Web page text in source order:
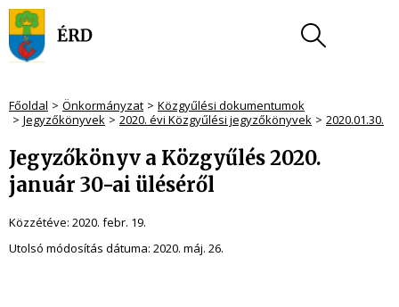
Főoldal Önkormányzat
Közgyűlési dokumentumok
Jegyzőkönyvek
2020. évi Közgyűlési jegyzőkönyvek 2020.01.30.
Jegyzőkönyv a Közgyűlés 2020.
január 30-ai üléséről
Közzétéve: 2020. febr. 19.
Utolsó módosítás dátuma: 2020. máj. 26.